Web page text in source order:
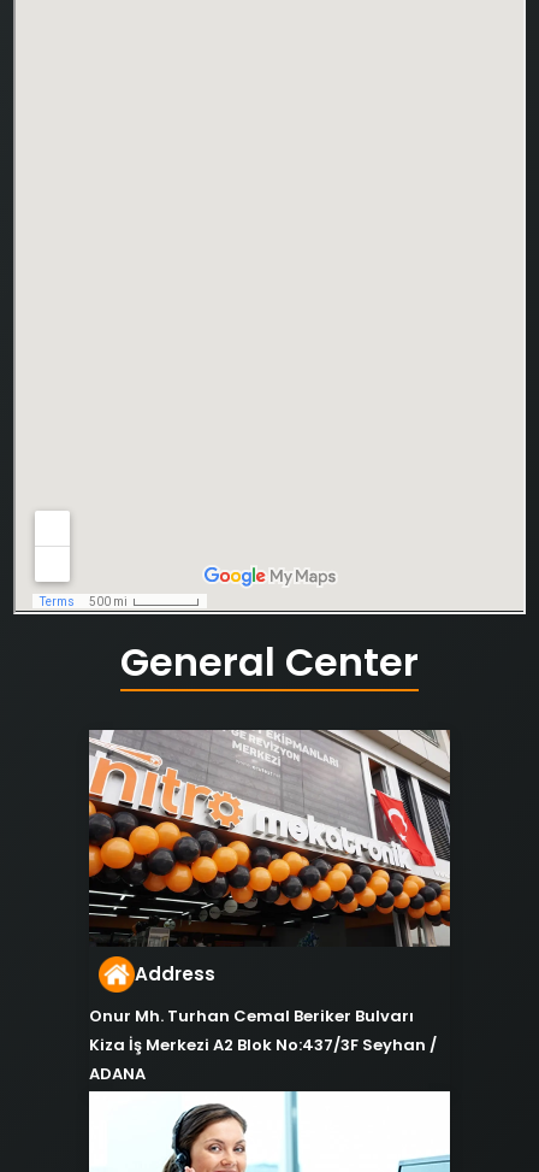
General Center
Address
Onur Mh. Turhan Cemal Beriker Bulvarı
Kiza İş Merkezi A2 Blok No:437/3F Seyhan /
ADANA